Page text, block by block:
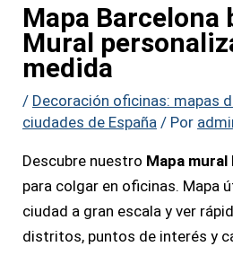
Mapa Barcelona
Mural
medida
/ Decoración oficinas: mapas
ciudades de España / Por
Descubre nuestro Mapa
para colgar en oficinas. Mapa
ciudad a gran escala y ver
distritos, puntos de interés y